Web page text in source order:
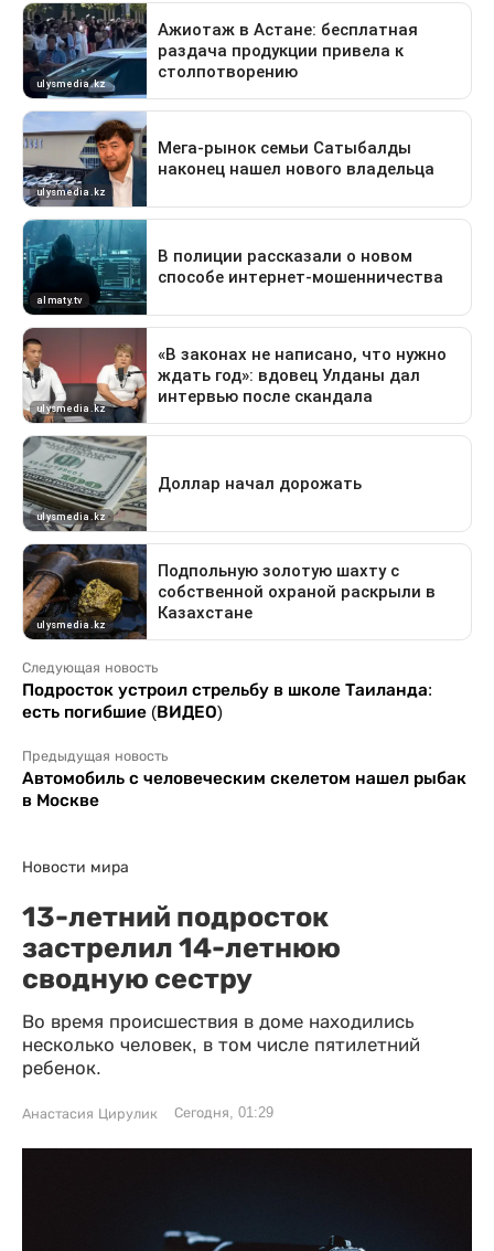
Следующая новость
Подросток устроил стрельбу в школе Таиланда:
есть погибшие (ВИДЕО)
Предыдущая новость
Автомобиль с человеческим скелетом нашел рыбак
в Москве
Новости мира
13-летний подросток
застрелил 14-летнюю
сводную сестру
Во время происшествия в доме находились
несколько человек, в том числе пятилетний
ребенок.
Анастасия Цирулик Сегодня, 01:29